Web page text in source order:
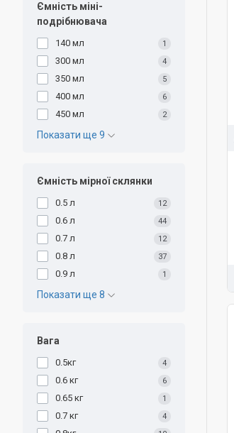
Ємність міні-
подрібнювача
140 мл 1
300 мл 4
350 мл 5
400 мл 6
450 мл 2
Показати ще 9
Ємність мірної склянки
0.5 л 12
0.6 л 44
0.7 л 12
0.8 л 37
0.9 л 1
Показати ще 8
Вага
0.5кг 4
0.6 кг 6
0.65 кг 1
0.7 кг 4